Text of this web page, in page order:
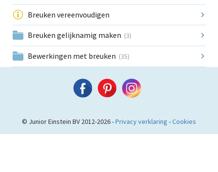
Breuken vereenvoudigen
Breuken gelijknamig maken (3)
Bewerkingen met breuken (35)
© Junior Einstein BV 2012-2026 -Privacy verklaring -Cookies